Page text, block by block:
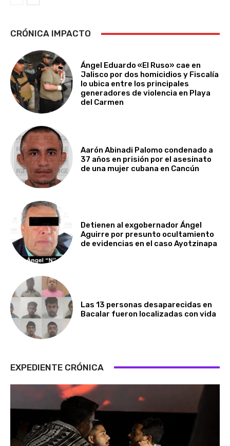
CRÓNICA IMPACTO
Ángel Eduardo «El Ruso» cae en
Jalisco por dos homicidios y Fiscalía
lo ubica entre los principales
generadores de violencia en Playa
del Carmen
Aarón Abinadi Palomo condenado a
37 años en prisión por el asesinato
de una mujer cubana en Cancún
Detienen al exgobernador Ángel
Aguirre por presunto ocultamiento
de evidencias en el caso Ayotzinapa
Las 13 personas desaparecidas en
Bacalar fueron localizadas con vida
EXPEDIENTE CRÓNICA